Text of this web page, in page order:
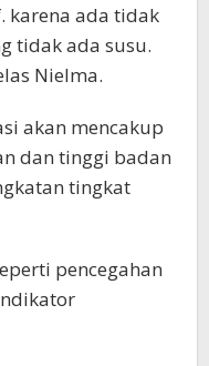
karena ada tidak
tidak ada susu.
Nielma.
akan mencakup
dan tinggi badan
tingkat
pencegahan